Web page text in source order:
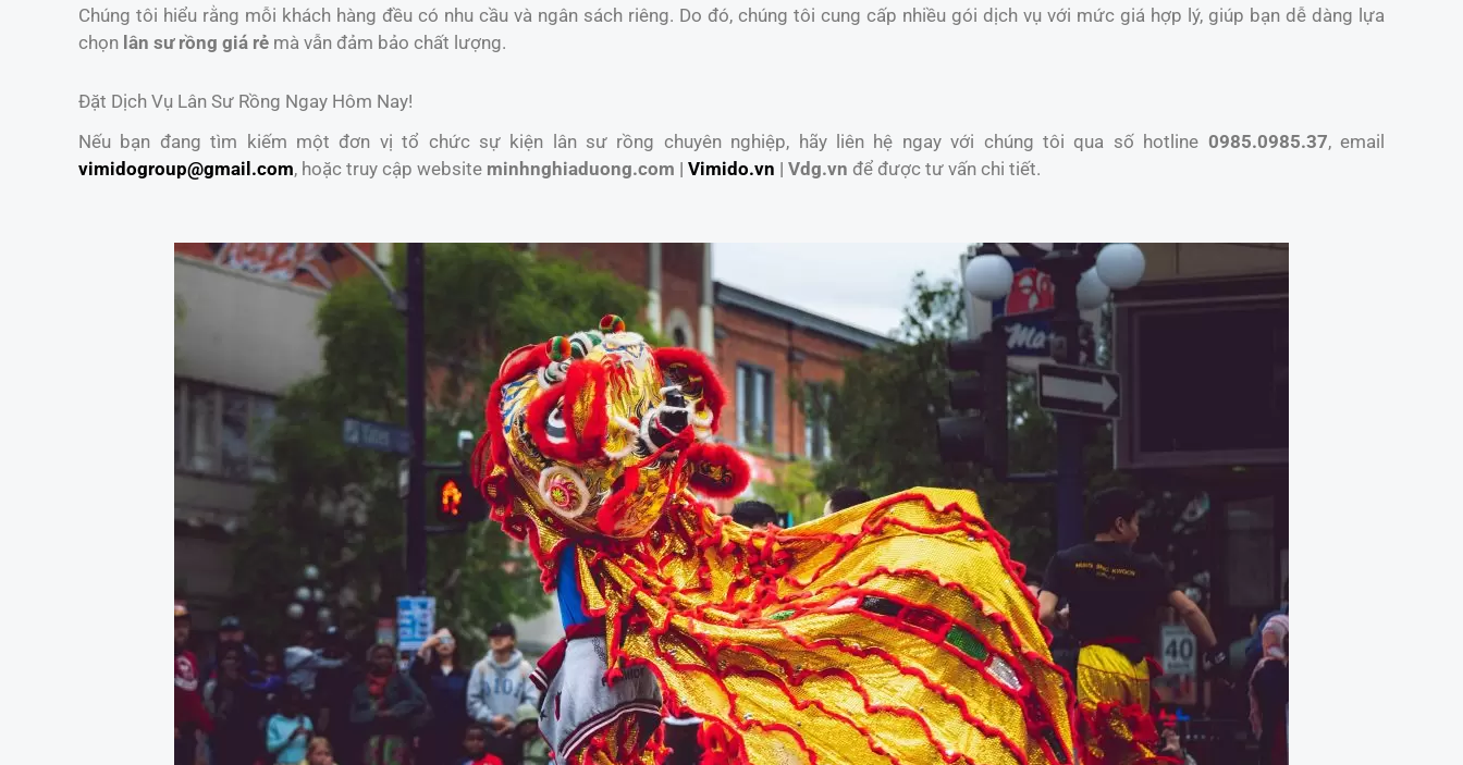
Chúng tôi hiểu rằng mỗi khách hàng đều có nhu cầu và ngân sách riêng. Do đó, chúng tôi cung cấp nhiều gói dịch vụ với mức giá hợp lý, giúp bạn dễ dàng lựa
chọn lân sư rồng giá rẻ mà vẫn đảm bảo chất lượng.
Đặt Dịch Vụ Lân Sư Rồng Ngay Hôm Nay!
Nếu bạn đang tìm kiếm một đơn vị tổ chức sự kiện lân sư rồng chuyên nghiệp, hãy liên hệ ngay với chúng tôi qua số hotline 0985.0985.37, email
vimidogroup@gmail.com, hoặc truy cập website minhnghiaduong.com | Vimido.vn | Vdg.vn để được tư vấn chi tiết.